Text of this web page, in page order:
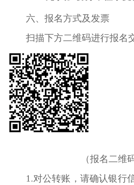
六、报名方式及发票
扫描下方二维码进行报名
（报名二维码
1.对公转账，请确认银行